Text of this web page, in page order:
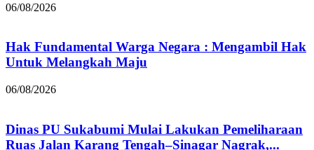
06/08/2026
Hak Fundamental Warga Negara : Mengambil Hak
Untuk Melangkah Maju
06/08/2026
Dinas PU Sukabumi Mulai Lakukan Pemeliharaan
Ruas Jalan Karang Tengah–Sinagar Nagrak,...